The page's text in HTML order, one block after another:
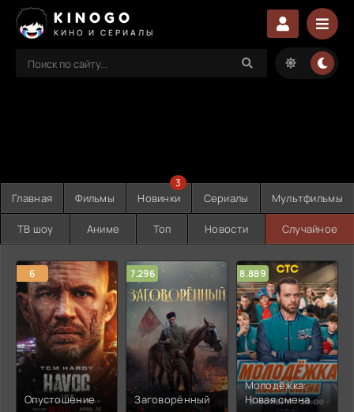
KINOGO
КИНО И СЕРИАЛЫ
Главная Фильмы Новинки
3
Сериалы Мультфильмы
ТВ шоу Аниме Топ Новости Случайное
6
Опустошение
7.296
Заговорённый
8.889
Молодёжка:
Новая смена